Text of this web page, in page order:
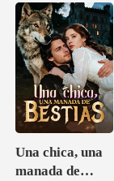
Una chica, una
manada de